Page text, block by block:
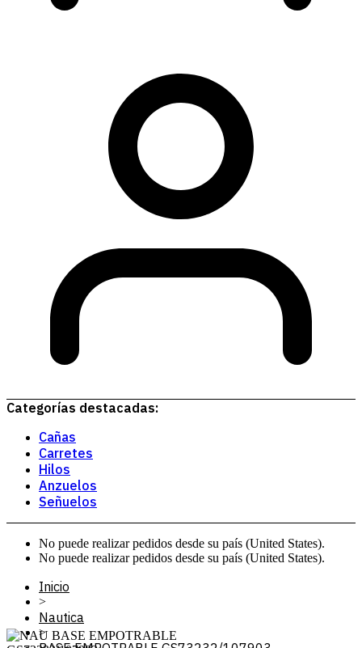
Categorías destacadas:
Cañas
Carretes
Hilos
Anzuelos
Señuelos
No puede realizar pedidos desde su país (United States).
No puede realizar pedidos desde su país (United States).
Inicio
>
Nautica
>